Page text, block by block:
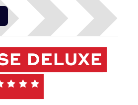
DELUXE